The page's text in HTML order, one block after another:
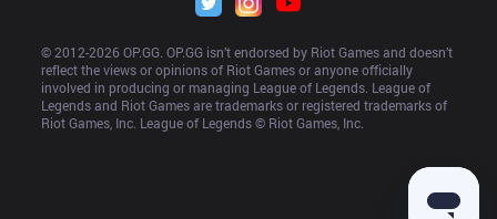
© 2012-2026 OP.GG. OP.GG isn’t endorsed by Riot Games and doesn’t
reflect the views or opinions of Riot Games or anyone officially
involved in producing or managing League of Legends. League of
Legends and Riot Games are trademarks or registered trademarks of
Riot Games, Inc. League of Legends © Riot Games, Inc.